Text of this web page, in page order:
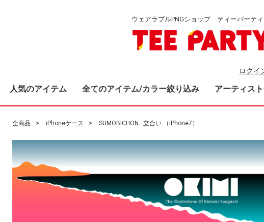
ウェアラブルPNGショップ ティーパーテ
ログイ
人気のアイテム 全てのアイテム/カラー絞り込み アーティス
全商品 iPhoneケース SUMOBICHON : 立合い （iPhone7）